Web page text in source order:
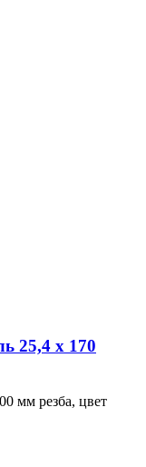
25,4 х 170
мм резба, цвет